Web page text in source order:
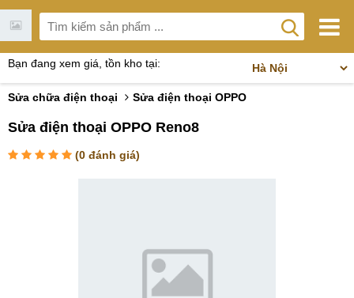
Bạn đang xem giá, tồn kho tại:
Sửa chữa điện thoại Sửa điện thoại OPPO
Sửa điện thoại OPPO Reno8
(0 đánh giá)